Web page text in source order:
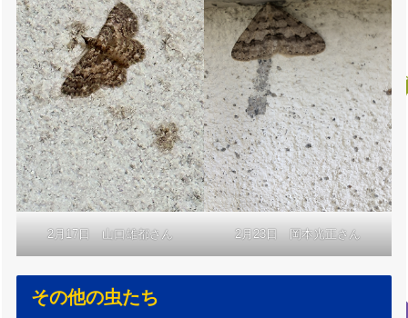
2月17日 山口雄都さん 2月23日 岡本光正さん
その他の虫たち